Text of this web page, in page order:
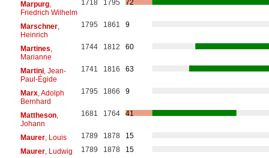
Marpurg,
Friedrich Wilhelm
1718 1795 72
Marschner,
Heinrich
1795 1861 9
Martines
Marianne
1744 1812 60
Martini, Jean-
Paul-Égide
1741 1816 63
Marx, Adolph
Bernhard
1795 1866 9
Mattheson,
Johann
1681 1764 41
Maurer, Louis 1789 1878
15
Maurer, Ludwig 1789 1878
15